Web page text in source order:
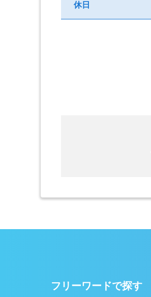
休日
フリーワードで探す